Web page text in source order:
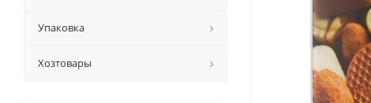
Упаковка
Хозтовары